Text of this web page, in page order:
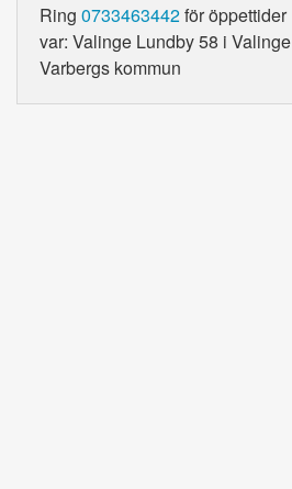
Ring 0733463442för öppettider
var: Valinge Lundby 58 i Valinge
Varbergs kommun